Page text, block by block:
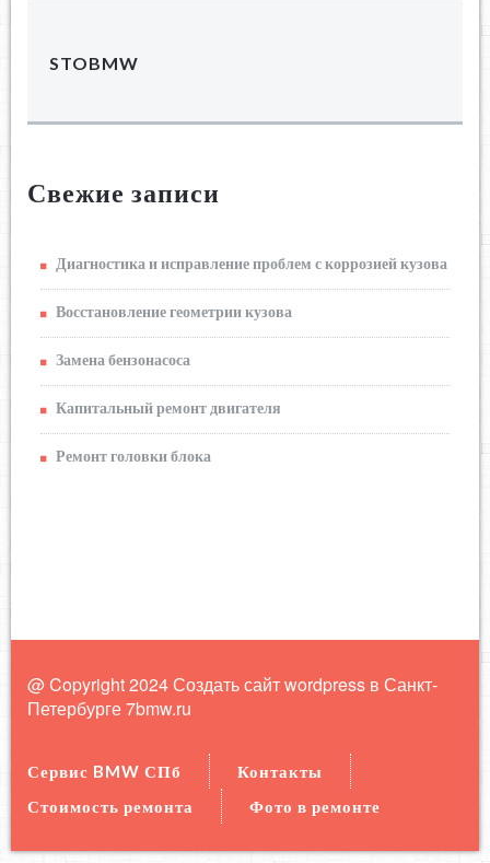
STOBMW
Свежие записи
Диагностика и исправление проблем с коррозией кузова
Восстановление геометрии кузова
Замена бензонасоса
Капитальный ремонт двигателя
Ремонт головки блока
@ Copyright 2024 Создать сайт wordpress в Санкт-
Петербурге7bmw.ru
Сервис BMW СПб
Контакты
Стоимость ремонта
Фото в ремонте